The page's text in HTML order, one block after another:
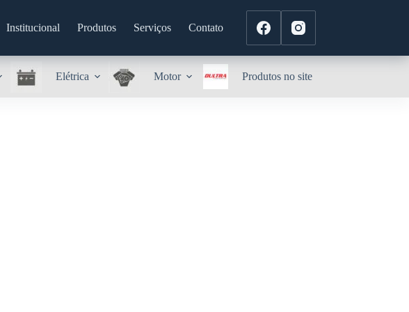
Institucional Produtos Serviços Contato
Elétrica Motor Produtos no site